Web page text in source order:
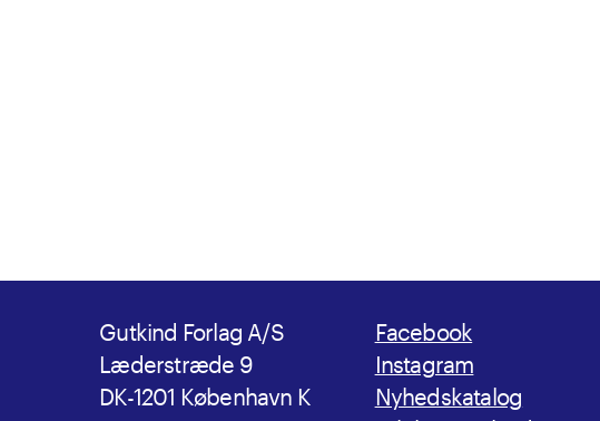
Gutkind Forlag A/S
Læderstræde 9
DK-1201 København K
Facebook
Instagram
Nyhedskatalog